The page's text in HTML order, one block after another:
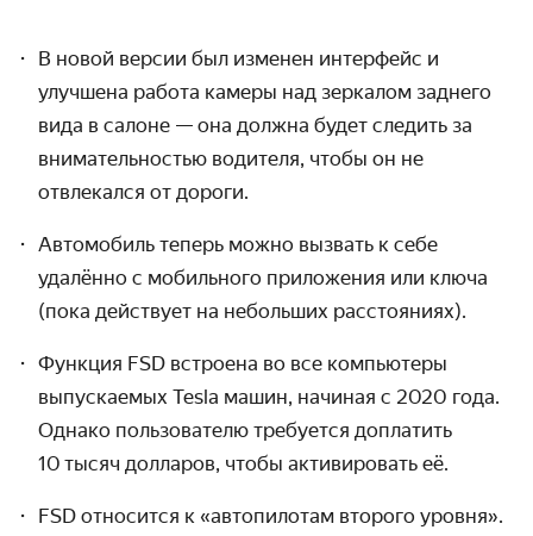
В новой версии был изменен интерфейс и
улучшена работа камеры над зеркалом заднего
вида в салоне — она должна будет следить за
вниматель­ностью водителя, чтобы он не
отвлекался от дороги.
Автомобиль теперь можно вызвать к себе
удалённо с мобильного приложения или ключа
(пока действует на небольших расстояниях).
Функция FSD встроена во все компьютеры
выпускаемых Tesla машин, начиная с 2020 года.
Однако пользователю требуется доплатить
10 тысяч долларов, чтобы активировать её.
FSD относится к «автопилотам второго уровня».